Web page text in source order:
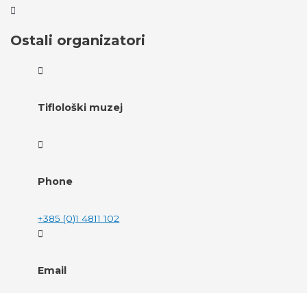
Ostali organizatori
Tiflološki muzej
Phone
+385 (0)1 4811 102
Email